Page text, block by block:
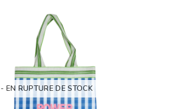
- EN RUPTURE DE STOCK